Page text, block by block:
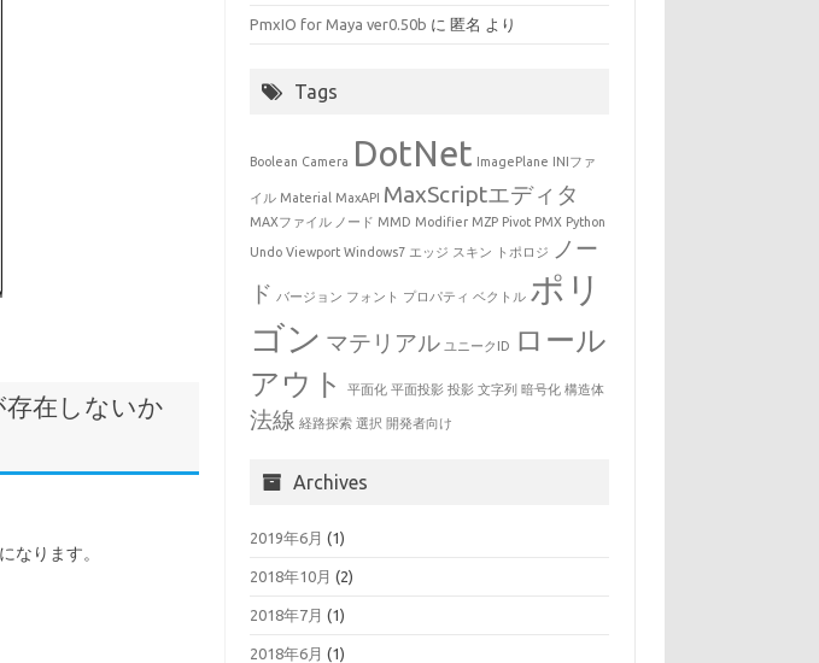
存在しないか
なります。
PmxIO for Maya ver0.50b に 匿名 より
Tags
Boolean Camera DotNet ImagePlane INIファ
イル Material MaxAPI MaxScriptエディタ
MAXファイル ノード MMD Modifier MZP Pivot PMX Python
Undo Viewport Windows7 エッジ スキン トポロジ
ノー
ド バージョン フォント プロパティ ベクトル ポリ
ゴン マテリアル ユニークID
ロール
アウト
平面化 平面投影 投影 文字列 暗号化 構造体
法線 経路探索 選択 開発者向け
Archives
2019年6月 (1)
2018年10月 (2)
2018年7月 (1)
2018年6月 (1)